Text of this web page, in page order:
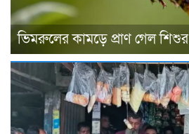
ভিমরুলের কামড়ে প্রাণ গেল শিশুর